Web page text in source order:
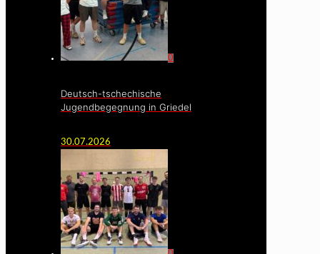
0
Deutsch-tschechische
Jugendbegegnung in Griedel
30.07.2026